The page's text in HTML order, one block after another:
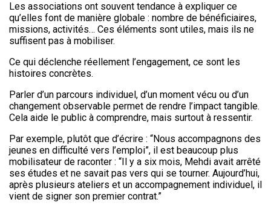
Les associations ont souvent tendance à expliquer ce
qu’elles font de manière globale : nombre de bénéficiaires,
missions, activités… Ces éléments sont utiles, mais ils ne
suffisent pas à mobiliser.
Ce qui déclenche réellement l’engagement, ce sont les
histoires concrètes.
Parler d’un parcours individuel, d’un moment vécu ou d’un
changement observable permet de rendre l’impact tangible.
Cela aide le public à comprendre, mais surtout à ressentir.
Par exemple, plutôt que d’écrire : “Nous accompagnons des
jeunes en difficulté vers l’emploi”, il est beaucoup plus
mobilisateur de raconter : “Il y a six mois, Mehdi avait arrêté
ses études et ne savait pas vers qui se tourner. Aujourd’hui,
après plusieurs ateliers et un accompagnement individuel, il
vient de signer son premier contrat.”